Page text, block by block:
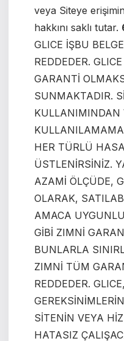
veya Siteye
hakkını saklı tutar.
GLICE İŞBU
REDDEDER.
GARANTİ
SUNMAKTADIR.
KULLANIMINDAN
HER TÜRLÜ
ÜSTLENİRSİNİZ.
AZAMİ ÖLÇÜDE,
OLARAK,
AMACA
GİBİ ZIMNİ
BUNLARLA
ZIMNİ TÜM
REDDEDER.
SİTENİN VEYA
HATASIZ